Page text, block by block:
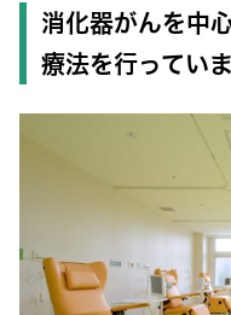
消化器がんを中
療法を行ってい